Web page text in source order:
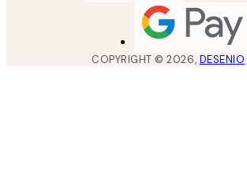
COPYRIGHT ©2026, DESENIO